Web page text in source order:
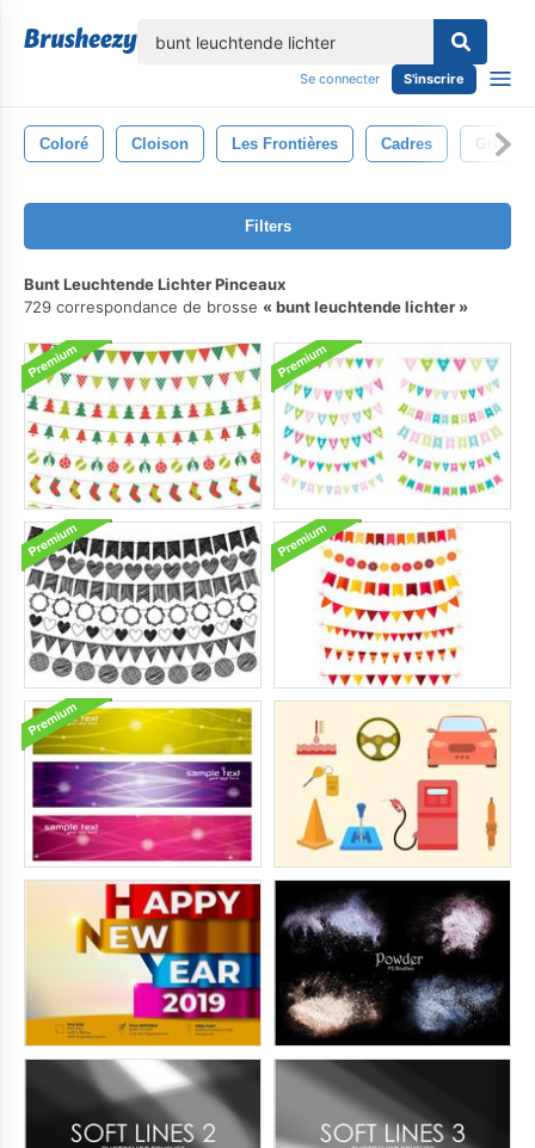
Se connecter S'inscrire
Coloré Cloison Les Frontières Cadres
Filters
Bunt Leuchtende Lichter Pinceaux
729 correspondance de brosse
bunt leuchtende lichter